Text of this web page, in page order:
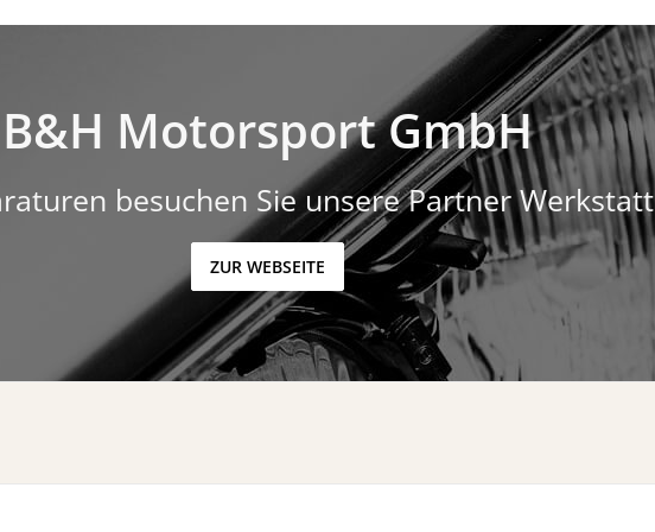
B&H Motorsport GmbH
besuchen Sie unsere Partner Werkstatt
ZUR WEBSEITE